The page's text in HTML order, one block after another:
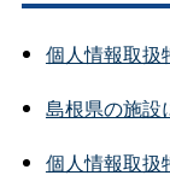
個人情報取扱
島根県の施設
個人情報取扱